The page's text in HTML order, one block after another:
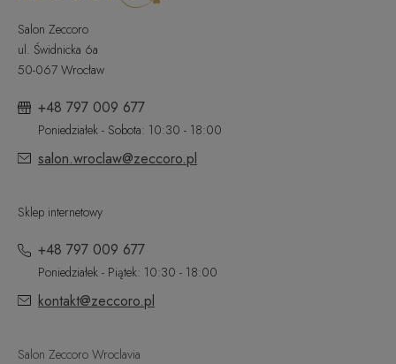
Salon Zeccoro
ul. Świdnicka 6a
50-067 Wrocław
+48 797 009 677
Poniedziałek - Sobota: 10:30 - 18:00
salon.wroclaw@zeccoro.pl
Sklep internetowy
+48 797 009 677
Poniedziałek - Piątek: 10:30 - 18:00
kontakt@zeccoro.pl
Salon Zeccoro Wroclavia